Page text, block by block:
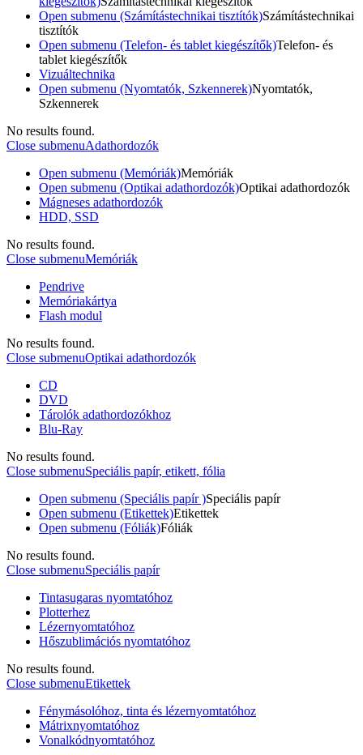
Open submenu (Számítástechnikai tisztítók)Számítástechnikai
tisztítók
Open submenu (Telefon- és tablet kiegészítők)Telefon- és
tablet kiegészítők
Vizuáltechnika
Open submenu (Nyomtatók, Szkennerek)Nyomtatók,
Szkennerek
No results found.
Close submenuAdathordozók
Open submenu (Memóriák)Memóriák
Open submenu (Optikai adathordozók)Optikai adathordozók
Mágneses adathordozók
HDD, SSD
No results found.
Close submenuMemóriák
Pendrive
Memóriakártya
Flash modul
No results found.
Close submenuOptikai adathordozók
CD
DVD
Tárolók adathordozókhoz
Blu-Ray
No results found.
Close submenuSpeciális papír, etikett, fólia
Open submenu (Speciális papír )Speciális papír
Open submenu (Etikettek)Etikettek
Open submenu (Fóliák)Fóliák
No results found.
Close submenuSpeciális papír
Tintasugaras nyomtatóhoz
Plotterhez
Lézernyomtatóhoz
Hőszublimációs nyomtatóhoz
No results found.
Close submenuEtikettek
Fénymásolóhoz, tinta és lézernyomtatóhoz
Mátrixnyomtatóhoz
Vonalkódnyomtatóhoz